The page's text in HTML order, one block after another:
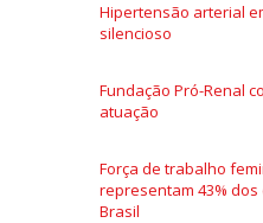
Hipertensão arterial
silencioso
Fundação Pró-Renal
atuação
Força de trabalho
representam 43%
Brasil